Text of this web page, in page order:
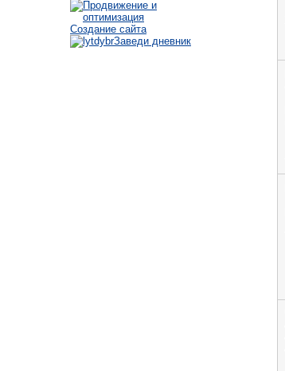
Создание сайта
Заведи дневник